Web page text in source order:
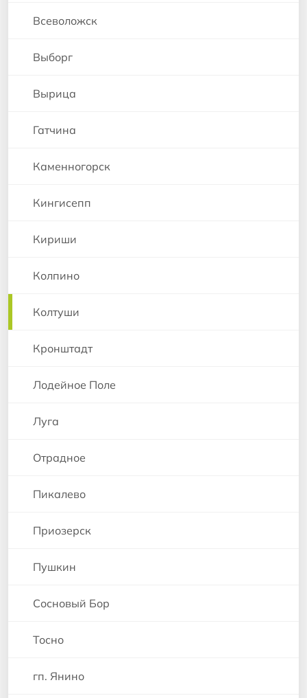
Всеволожск
Выборг
Вырица
Гатчина
Каменногорск
Кингисепп
Кириши
Колпино
Колтуши
Кронштадт
Лодейное Поле
Луга
Отрадное
Пикалево
Приозерск
Пушкин
Сосновый Бор
Тосно
гп. Янино